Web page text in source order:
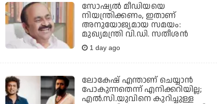
സോഷ്യല്‍ മീഡിയയെ
നിയന്ത്രിക്കണം, ഇതാണ്
അനുയോജ്യമായ സമയം:
മുഖ്യമന്ത്രി വി.ഡി. സതീശന്‍
1 day ago
ലോകേഷ് എന്താണ് ചെയ്യാന്‍
പോകുന്നതെന്ന് എനിക്കറിയില്ല;
എല്‍.സി.യുവിനെ കുറിച്ചുള്ള